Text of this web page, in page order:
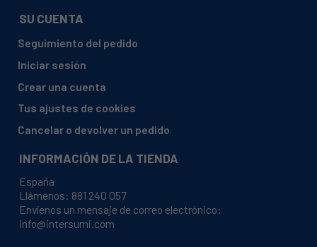
BAUKNECHT, TK CARE 17B
BAUKNECHT, TK CARE 6B DI
BAUKNECHT, TK CARE 6BDI
BAUKNECHT, TK CARE XL 7B
BAUKNECHT, TK HAPPY 60 B DI
SU CUENTA
Seguimiento del pedido
Iniciar sesión
Crear una cuenta
Tus ajustes de cookies
Cancelar o devolver un pedido
INFORMACIÓN DE LA TIENDA
España
Llámenos: 881 240 057
Envíenos un mensaje de correo electrónico:
info@intersumi.com